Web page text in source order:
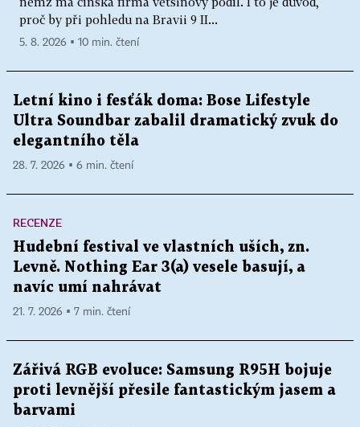
proč by při pohledu na Bravii 9 II...
5. 8. 2026 ▪ 10 min. čtení
Letní kino i fesťák doma: Bose Lifestyle
Ultra Soundbar zabalil dramatický zvuk do
elegantního těla
28. 7. 2026 ▪ 6 min. čtení
RECENZE
Hudební festival ve vlastních uších, zn.
Levně. Nothing Ear 3(a) vesele basují, a
navíc umí nahrávat
21. 7. 2026 ▪ 7 min. čtení
Zářivá RGB evoluce: Samsung R95H bojuje
proti levnější přesile fantastickým jasem a
barvami